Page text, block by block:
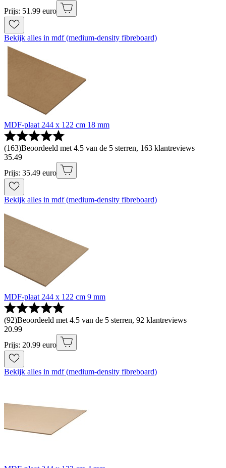
Prijs: 51.99 euro
Bekijk alles in mdf (medium-density fibreboard)
MDF-plaat 244 x 122 cm 18 mm
(163)Beoordeeld met 4.5 van de 5 sterren, 163 klantreviews
35.49
Prijs: 35.49 euro
Bekijk alles in mdf (medium-density fibreboard)
MDF-plaat 244 x 122 cm 9 mm
(92)Beoordeeld met 4.5 van de 5 sterren, 92 klantreviews
20.99
Prijs: 20.99 euro
Bekijk alles in mdf (medium-density fibreboard)